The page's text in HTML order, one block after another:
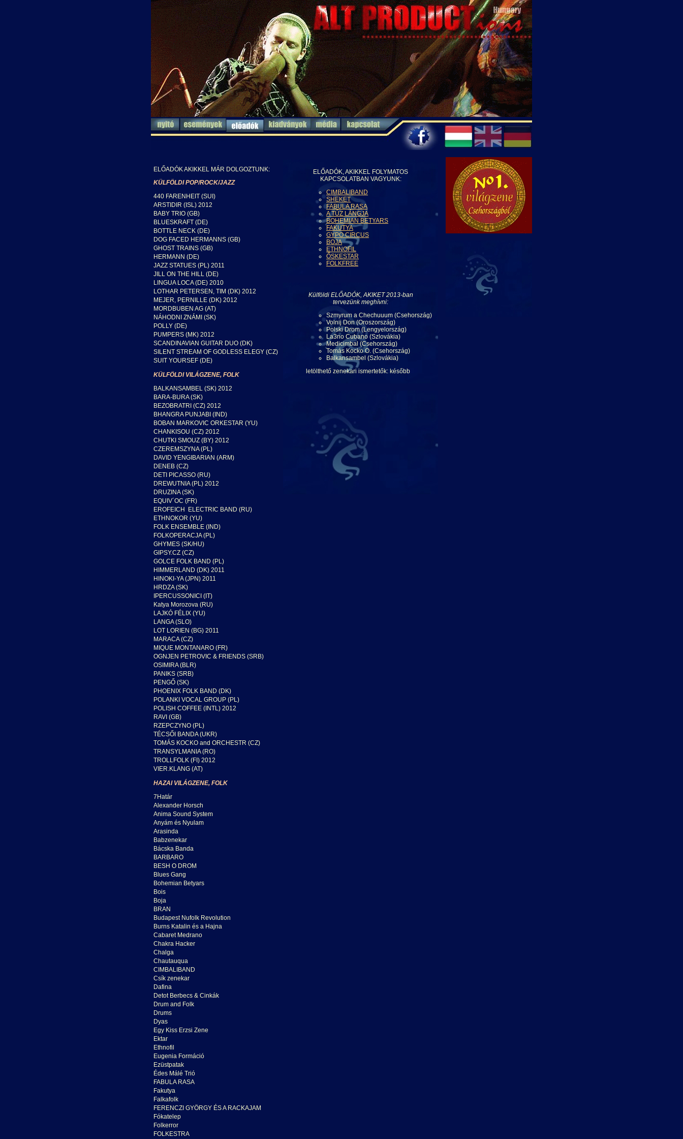
ELŐADÓK AKIKKEL MÁR DOLGOZTUNK:
KÜLFÖLDI POP/ROCK/JAZZ
440 FARENHEIT (SUI)
ARSTIDIR (ISL) 2012
BABY TRIO (GB)
BLUESKRAFT (DE)
BOTTLE NECK (DE)
DOG FACED HERMANNS (GB)
GHOST TRAINS (GB)
HERMANN (DE)
JAZZ STATUES (PL) 2011
JILL ON THE HILL (DE)
LINGUA LOCA (DE) 2010
LOTHAR PETERSEN, TIM (DK) 2012
MEJER, PERNILLE (DK) 2012
MORDBUBEN AG (AT)
NÁHODNI ZNÁMI (SK)
POLLY (DE)
PUMPERS (MK) 2012
SCANDINAVIAN GUITAR DUO (DK)
SILENT STREAM OF GODLESS ELEGY (CZ)
SUIT YOURSEF (DE)
KÜLFÖLDI VILÁGZENE, FOLK
BALKANSAMBEL (SK) 2012
BARA-BURA (SK)
BEZOBRATRI (CZ) 2012
BHANGRA PUNJABI (IND)
BOBAN MARKOVIC ORKESTAR (YU)
CHANKISOU (CZ) 2012
CHUTKI SMOUZ (BY) 2012
CZEREMSZYNA (PL)
DAVID YENGIBARIAN (ARM)
DENEB (CZ)
DETI PICASSO (RU)
DREWUTNIA (PL) 2012
DRUZINA (SK)
EQUIV´OC (FR)
EROFEICH ELECTRIC BAND (RU)
ETHNOKOR (YU)
FOLK ENSEMBLE (IND)
FOLKOPERACJA (PL)
GHYMES (SK/HU)
GIPSY.CZ (CZ)
GOLCE FOLK BAND (PL)
HIMMERLAND (DK) 2011
HINOKI-YA (JPN) 2011
HRDZA (SK)
IPERCUSSONICI (IT)
Katya Morozova (RU)
LAJKÓ FÉLIX (YU)
LANGA (SLO)
LOT LORIEN (BG) 2011
MARACA (CZ)
MIQUE MONTANARO (FR)
OGNJEN PETROVIC & FRIENDS (SRB)
OSIMIRA (BLR)
PANIKS (SRB)
PENGŐ (SK)
PHOENIX FOLK BAND (DK)
POLANKI VOCAL GROUP (PL)
POLISH COFFEE (INTL) 2012
RAVI (GB)
RZEPCZYNO (PL)
TÉCSŐI BANDA (UKR)
TOMÁS KOCKO and ORCHESTR (CZ)
TRANSYLMANIA (RO)
TROLLFOLK (FI) 2012
VIER.KLANG (AT)
HAZAI VILÁGZENE, FOLK
7Határ
Alexander Horsch
Anima Sound System
Anyám és Nyulam
Arasinda
Babzenekar
Bácska Banda
BARBARO
BESH O DROM
Blues Gang
Bohemian Betyars
Bois
Boja
BRAN
Budapest Nufolk Revolution
Burns Katalin és a Hajna
Cabaret Medrano
Chakra Hacker
Chalga
Chautauqua
CIMBALIBAND
Csík zenekar
Dafina
Detot Berbecs & Cinkák
Drum and Folk
Drums
Dyas
Egy Kiss Erzsi Zene
Ektar
Ethnofil
Eugenia Formáció
Ezüstpatak
Édes Málé Trió
FABULA RASA
Fakutya
Falkafolk
FERENCZI GYÖRGY ÉS A RACKAJAM
Fókatelep
Folkerror
FOLKESTRA
ELŐADÓK, AKIKKEL FOLYMATOS
KAPCSOLATBAN VAGYUNK:
CIMBALIBAND
SHEKET
FABULA RASA
A TŰZ LÁNGJA
BOHEMIAN BETYARS
FAKUTYA
GYPO CIRCUS
BOJA
ETHNOFIL
ŐSKESTAR
FOLKFREE
Külföldi ELŐADÓK, AKIKET 2013-ban
tervezünk meghívni:
Szmyrum a Chechuuum (Csehország)
Volnij Don (Oroszország)
Polski Drom (Lengyelország)
La3no Cubano (Szlovákia)
Medicimbal (Csehország)
Tomás Kocko O. (Csehország)
Balkansambel (Szlovákia)
letölthető zenekari ismertetők: később